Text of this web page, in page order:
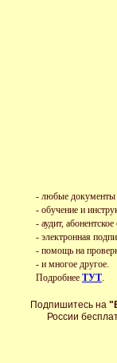
- любые
- обучение и
- аудит,
- электронная
- помощь на
- и многое другое.
Подробнее ТУТ.
Подпишитесь на
России